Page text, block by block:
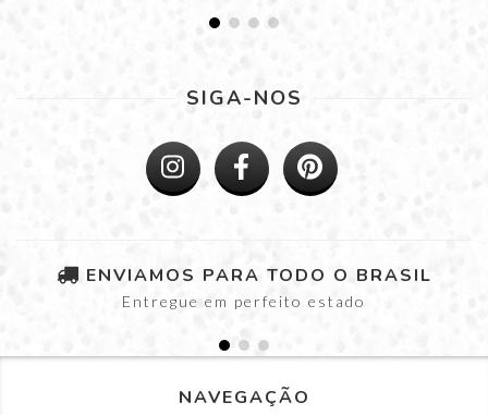
SIGA-NOS
ENVIAMOS PARA TODO O BRASIL
Entregue em perfeito estado
NAVEGAÇÃO